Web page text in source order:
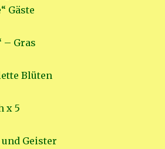
Gäste
– Gras
Blüten
x 5
Geister